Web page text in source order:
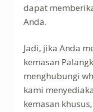
dapat
Anda.
Jadi, jika Anda
kemasan
menghubungi
kami
kemasan